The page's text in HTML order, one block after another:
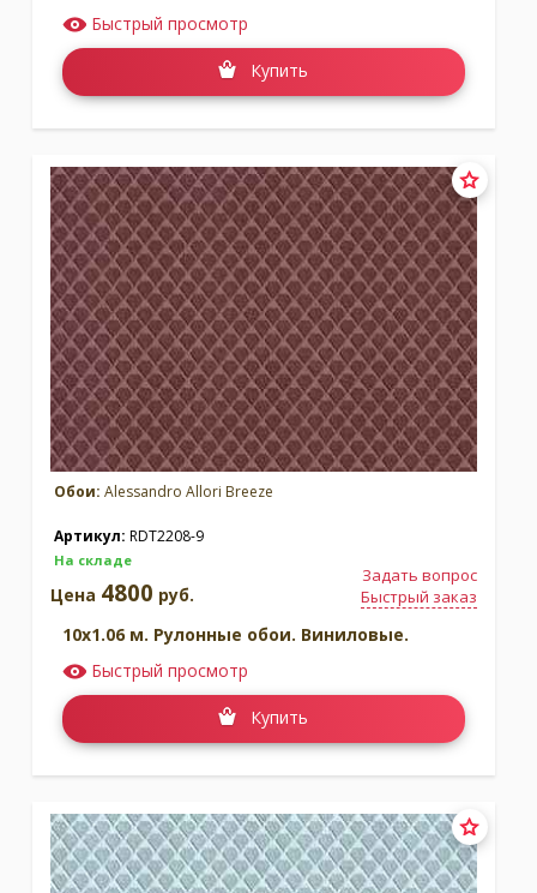
Быстрый просмотр
Купить
Обои: Alessandro Allori Breeze
Артикул: RDT2208-9
На складе
Задать вопрос
Быстрый заказ
Цена 4800 руб.
10x1.06 м. Рулонные обои. Виниловые.
Быстрый просмотр
Купить